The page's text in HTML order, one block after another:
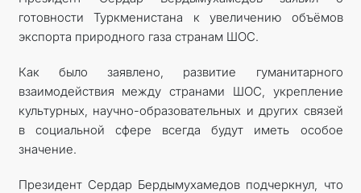
готовности Туркменистана к увеличению объёмов
экспорта природного газа странам ШОС.
Как было заявлено, развитие гуманитарного
взаимодействия между странами ШОС, укрепление
культурных, научно-образовательных и других связей
в социальной сфере всегда будут иметь особое
значение.
Президент Сердар Бердымухамедов подчеркнул, что